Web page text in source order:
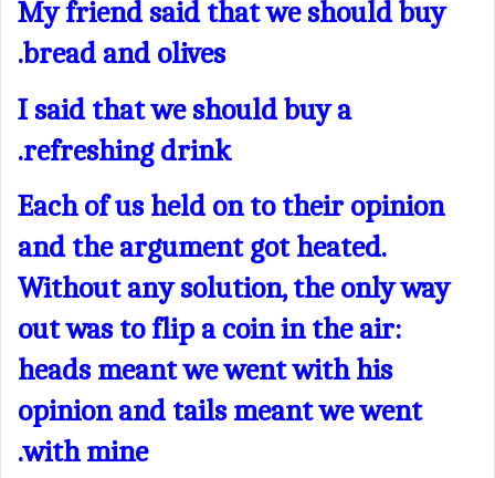
My friend said that we should buy
bread and olives.
I said that we should buy a
refreshing drink.
Each of us held on to their opinion
and the argument got heated.
Without any solution, the only way
out was to flip a coin in the air:
heads meant we went with his
opinion and tails meant we went
with mine.